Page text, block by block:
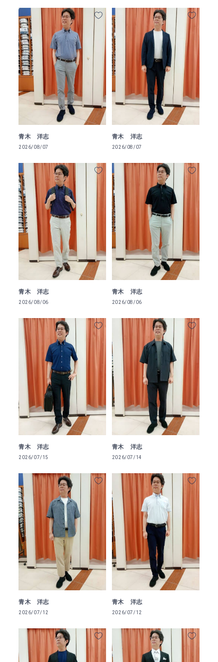
青木 洋志
2026/08/07
青木 洋志
2026/08/07
青木 洋志
2026/08/06
青木 洋志
2026/08/06
青木 洋志
2026/07/15
青木 洋志
2026/07/14
青木 洋志
2026/07/12
青木 洋志
2026/07/12